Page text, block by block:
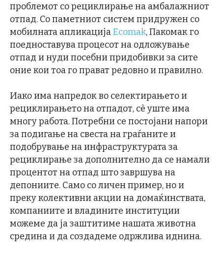
проблемот со рециклирање на амбалажниот
отпад. Со паметниот систем придружен со
мобилната апликацијаEcomak, Пакомак го
поедноставува процесот на одложување
отпад и нуди посебни придобивки за сите
оние кои тоа го прават редовно и правилно.
Иако има напредок во селектирањето и
рециклирањето на отпадот, сè уште има
многу работа. Потребни се постојани напори
за подигање на свеста на граѓаните и
подобрување на инфраструктурата за
рециклирање за дополнително да се намали
процентот на отпад што завршува на
депониите. Само со личен пример, но и
преку колективни акции на домаќинствата,
компаниите и владините институции
можеме да ја заштитиме нашата животна
средина и да создадеме одржлива иднина.